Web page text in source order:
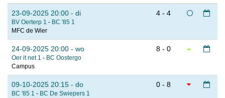
23-09-2025 20:00 - di
BV Oerterp 1 - BC '85 1
MFC de Wier
4 - 4
24-09-2025 20:00 - wo
Oer it net 1 - BC Oostergo
Campus
8 - 0
09-10-2025 20:15 - do
BC '85 1 - BC De Swiepers 1
0 - 8